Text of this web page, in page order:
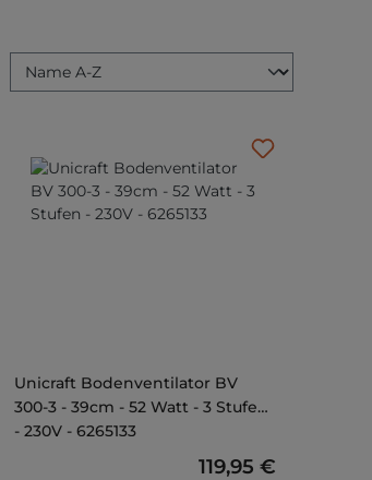
Unicraft Bodenventilator BV
300-3 - 39cm - 52 Watt - 3 Stufen
- 230V - 6265133
Regulärer Preis:
119,95 €